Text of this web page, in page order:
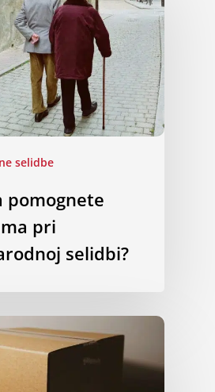
selidbe
pomognete
pri
selidbi?